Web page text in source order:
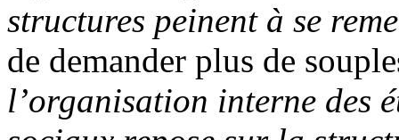
structures peinent à se
de demander plus de
l’organisation interne des